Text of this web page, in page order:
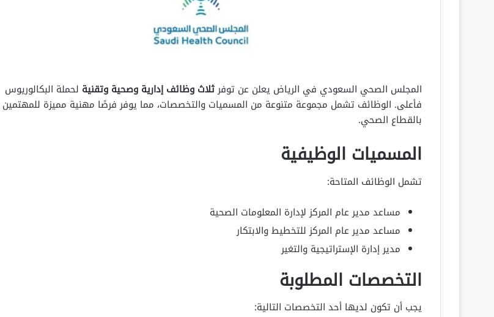
المجلس الصحي السعودي في الرياض يعلن عن توفرثلاث وظائف إدارية وصحية وتقنية لحملة البكالوريوس
فأعلى. الوظائف تشمل مجموعة متنوعة من المسميات والتخصصات، مما يوفر فرصًا مهنية مميزة للمهتمين
بالقطاع الصحي.
المسميات الوظيفية
تشمل الوظائف المتاحة:
مساعد مدير عام المركز لإدارة المعلومات الصحية
مساعد مدير عام المركز للتخطيط والابتكار
مدير إدارة الإستراتيجية والتغير
التخصصات المطلوبة
يجب أن تكون لديها أحد التخصصات التالية: